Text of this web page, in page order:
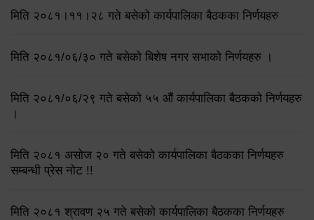
मिति २०८१।११।२८ गते बसेको कार्यपालिका बैठकका निर्णयहरु
मिति २०८१/०६/३० गते बसेको बिशेष नगर सभाको निर्णयहरु ।
मिति २०८१/०६/२९ गते बसेको ५५ औं कार्यपालिका बैठकको निर्णयहरु
।
मिति २०८१ असोज २० गते बसेको कार्यपालिका बैठकका निर्णयहरु
सम्बन्धी प्रेस नोट !!
मिति २०८१ श्रावण २५ गते बसेको कार्यपालिका बैठकका निर्णयहरु